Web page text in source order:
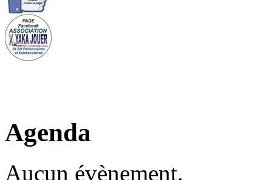
Agenda
Aucun évènement.